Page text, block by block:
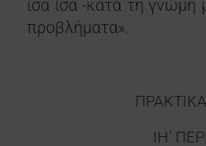
ίσα ίσα -κατά τη γνώμη
προβλήματα».
ΙΗ΄